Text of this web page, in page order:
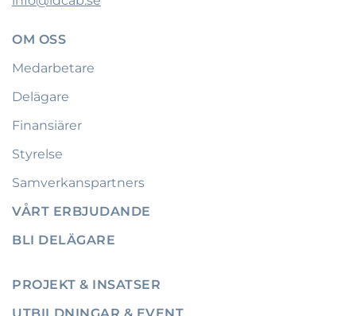
OM OSS
Medarbetare
Delägare
Finansiärer
Styrelse
Samverkanspartners
VÅRT ERBJUDANDE
BLI DELÄGARE
PROJEKT & INSATSER